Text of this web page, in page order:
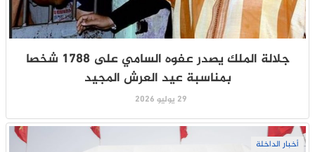
جلالة الملك يصدر عفوه السامي على 1788 شخصا
بمناسبة عيد العرش المجيد
29 يوليو 2026
أخبار الداخلة